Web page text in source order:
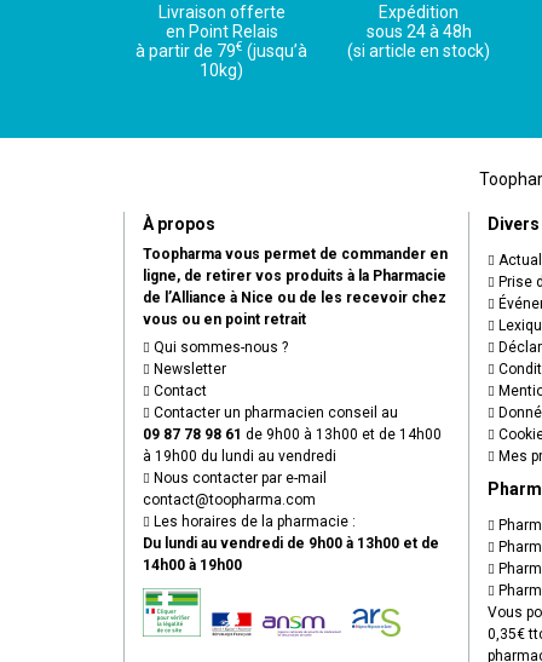
Livraison offerte
en Point Relais
à partir de 79€ (jusqu’à
10kg)
Expédition
sous 24 à 48h
(si article en stock)
À propos
Toopharma vous permet de commander en
ligne, de retirer vos produits à la Pharmacie
de l’Alliance à Nice ou de les recevoir chez
vous ou en point retrait
Qui sommes-nous ?
Newsletter
Contact
Contacter un pharmacien conseil au
09 87 78 98 61 de 9h00 à 13h00 et de 14h00
à 19h00 du lundi au vendredi
Nous contacter par e-mail
contact@toopharma.com
Les horaires de la pharmacie :
Du lundi au vendredi de 9h00 à 13h00 et de
14h00 à 19h00
Divers
Prise
Mes
Vous
0,35€